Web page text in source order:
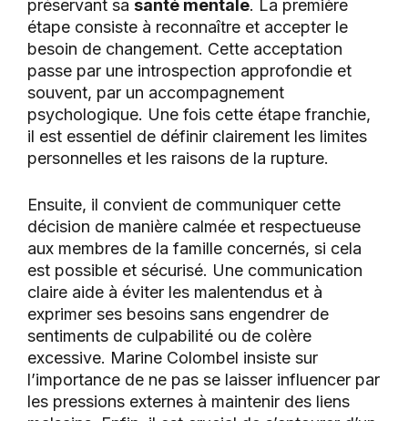
préservant sa santé mentale. La première
étape consiste à reconnaître et accepter le
besoin de changement. Cette acceptation
passe par une introspection approfondie et
souvent, par un accompagnement
psychologique. Une fois cette étape franchie,
il est essentiel de définir clairement les limites
personnelles et les raisons de la rupture.
Ensuite, il convient de communiquer cette
décision de manière calmée et respectueuse
aux membres de la famille concernés, si cela
est possible et sécurisé. Une communication
claire aide à éviter les malentendus et à
exprimer ses besoins sans engendrer de
sentiments de culpabilité ou de colère
excessive. Marine Colombel insiste sur
l’importance de ne pas se laisser influencer par
les pressions externes à maintenir des liens